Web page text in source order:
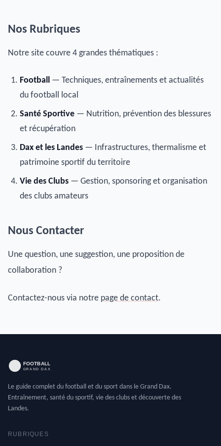
Nos Rubriques
Notre site couvre 4 grandes thématiques :
Football — Techniques, entraînements et actualités
du football local
Santé Sportive — Nutrition, prévention des blessures
et récupération
Dax et les Landes — Infrastructures, thermalisme et
patrimoine sportif du territoire
Vie des Clubs — Gestion, sponsoring et organisation
des clubs amateurs
Nous Contacter
Une question, une suggestion, une proposition de
collaboration ?
Contactez-nous via notre page de contact.
Le guide complet du football et du sport dans le Grand Dax.
Entraînement, santé du sportif, vie des clubs et découverte des
Landes.
RUBRIQUES